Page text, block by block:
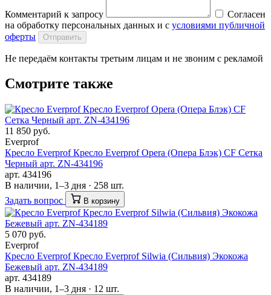
Комментарий к запросу
Согласен
на обработку персональных данных и с условиями публичной
оферты
Отправить
Не передаём контакты третьим лицам и не звоним с рекламой
Смотрите также
11 850 руб.
Everprof
Кресло Everprof Кресло Everprof Opera (Опера Блэк) CF Сетка
Черный арт. ZN-434196
арт. 434196
В наличии, 1–3 дня · 258 шт.
Задать вопрос
В корзину
5 070 руб.
Everprof
Кресло Everprof Кресло Everprof Silwia (Сильвия) Экокожа
Бежевый арт. ZN-434189
арт. 434189
В наличии, 1–3 дня · 12 шт.